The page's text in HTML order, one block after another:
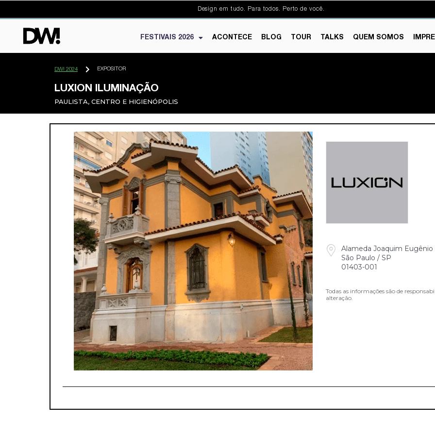
Design em tudo. Para todos. Perto de você.
FESTIVAIS 2026 ACONTECE BLOG TOUR TALKS QUEM SOMOS
DW! 2024 EXPOSITOR
LUXION ILUMINAÇÃO
PAULISTA, CENTRO E HIGIENÓPOLIS
Alameda Joaquim Eugênio
São Paulo / SP
01403-001
Todas as informações são de
alteração.